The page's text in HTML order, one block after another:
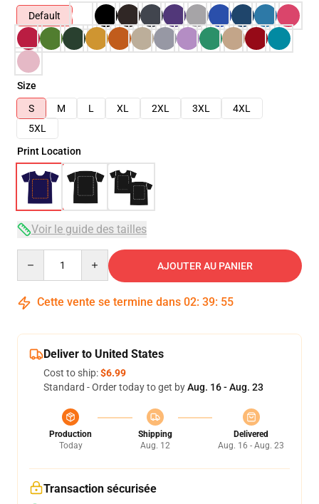
Default
Size
S
M L XL 2XL 3XL
4XL
5XL
Print Location
Voir le guide des tailles
AJOUTER AU PANIER
Cette vente se termine dans 02: 39: 54
Deliver to United States
Cost to ship:$6.99
Standard - Order today to get byAug. 16 - Aug. 23
Production
Today
Shipping
Aug. 12
Delivered
Aug. 16 - Aug. 23
Transaction sécurisée